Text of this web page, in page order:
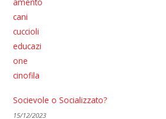
Socievole o Socializzato?
15/12/2023